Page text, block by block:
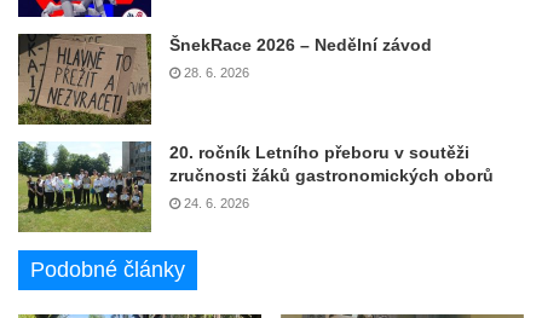
ŠnekRace 2026 – Nedělní závod
28. 6. 2026
20. ročník Letního přeboru v soutěži
zručnosti žáků gastronomických oborů
24. 6. 2026
Podobné články